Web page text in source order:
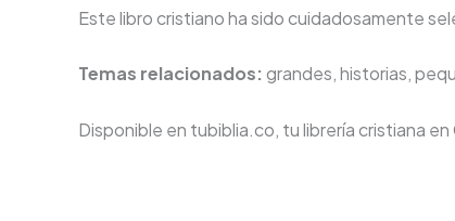
Este libro cristiano ha sido cuidadosamente
Temas relacionados: grandes, historias,
Disponible en tubiblia.co, tu librería cristiana